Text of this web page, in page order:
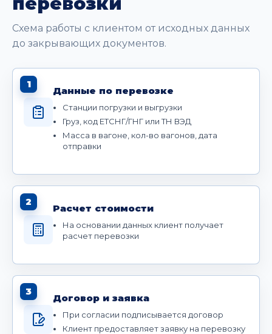
Схема работы с клиентом от исходных данных
до закрывающих документов.
1
Данные по перевозке
Станции погрузки и выгрузки
Груз, код ЕТСНГ/ГНГ или ТН ВЭД
Масса в вагоне, кол-во вагонов, дата
отправки
2
Расчет стоимости
На основании данных клиент получает
расчет перевозки
3
Договор и заявка
При согласии подписывается договор
Клиент предоставляет заявку на перевозку